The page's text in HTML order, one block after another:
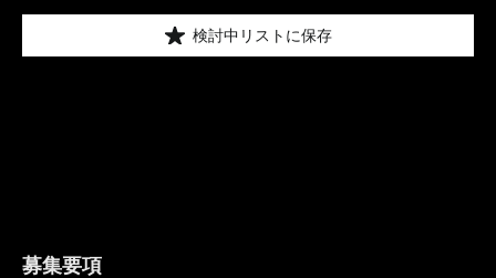
検討中リストに保存
募集要項